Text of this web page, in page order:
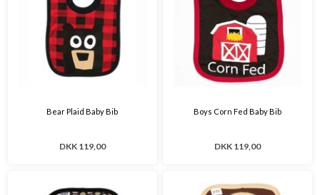
Bear Plaid Baby Bib
DKK 119,00
Boys Corn Fed Baby Bib
DKK 119,00